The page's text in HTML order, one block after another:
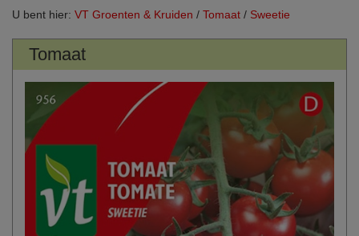
U bent hier: VT Groenten & Kruiden / Tomaat / Sweetie
Tomaat